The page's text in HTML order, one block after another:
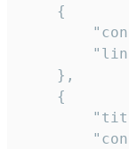
    {
    },
    {